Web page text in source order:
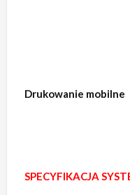
Drukowanie mobilne
SPECYFIKACJA